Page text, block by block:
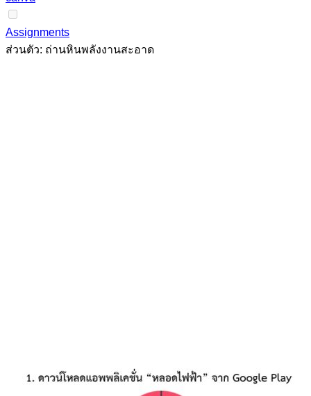
Assignments
ส่วนตัว: ถ่านหินพลังงานสะอาด